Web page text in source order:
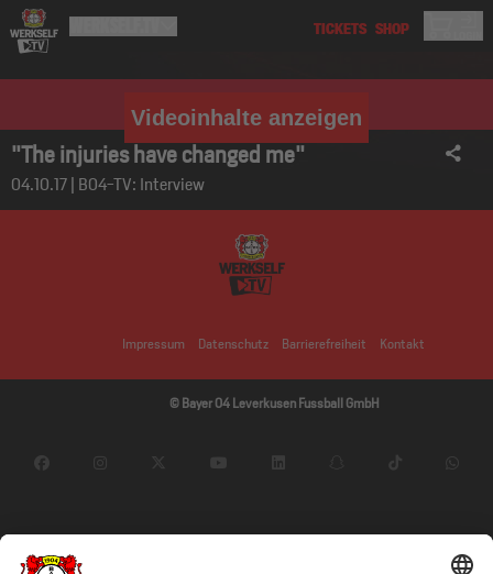
Videoinhalte anzeigen
"The injuries have changed me"
04.10.17 | B04-TV: Interview
Impressum Datenschutz Barrierefreiheit Kontakt
© Bayer 04 Leverkusen Fussball GmbH